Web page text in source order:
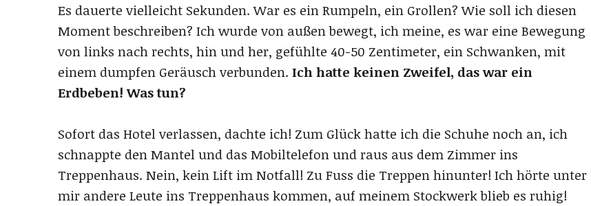
Es dauerte vielleicht Sekunden. War es ein Rumpeln, ein Grollen? Wie soll ich diesen
Moment beschreiben? Ich wurde von außen bewegt, ich meine, es war eine Bewegung
von links nach rechts, hin und her, gefühlte 40-50 Zentimeter, ein Schwanken, mit
einem dumpfen Geräusch verbunden. Ich hatte keinen Zweifel, das war ein
Erdbeben! Was tun?
Sofort das Hotel verlassen, dachte ich! Zum Glück hatte ich die Schuhe noch an, ich
schnappte den Mantel und das Mobiltelefon und raus aus dem Zimmer ins
Treppenhaus. Nein, kein Lift im Notfall! Zu Fuss die Treppen hinunter! Ich hörte unter
mir andere Leute ins Treppenhaus kommen, auf meinem Stockwerk blieb es ruhig!